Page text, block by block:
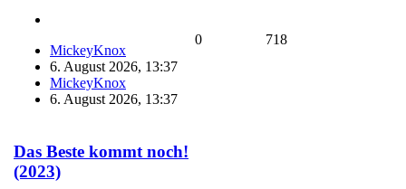
MickeyKnox
6. August 2026, 13:37
MickeyKnox
6. August 2026, 13:37
0 718
Das Beste kommt noch!
(2023)